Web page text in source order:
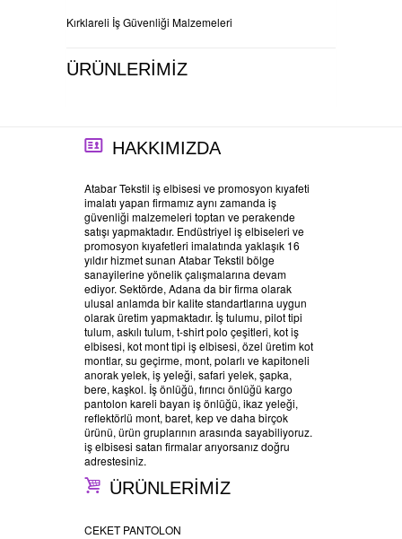
Kırklareli İş Güvenliği Malzemeleri
ÜRÜNLERİMİZ
HAKKIMIZDA
Atabar Tekstil iş elbisesi ve promosyon kıyafeti
imalatı yapan firmamız aynı zamanda iş
güvenliği malzemeleri toptan ve perakende
satışı yapmaktadır. Endüstriyel iş elbiseleri ve
promosyon kıyafetleri imalatında yaklaşık 16
yıldır hizmet sunan Atabar Tekstil bölge
sanayilerine yönelik çalışmalarına devam
ediyor. Sektörde, Adana da bir firma olarak
ulusal anlamda bir kalite standartlarına uygun
olarak üretim yapmaktadır. İş tulumu, pilot tipi
tulum, askılı tulum, t-shirt polo çeşitleri, kot iş
elbisesi, kot mont tipi iş elbisesi, özel üretim kot
montlar, su geçirme, mont, polarlı ve kapitoneli
anorak yelek, iş yeleği, safari yelek, şapka,
bere, kaşkol. İş önlüğü, fırıncı önlüğü kargo
pantolon kareli bayan iş önlüğü, ikaz yeleği,
reflektörlü mont, baret, kep ve daha birçok
ürünü, ürün gruplarının arasında sayabiliyoruz.
iş elbisesi satan firmalar arıyorsanız doğru
adrestesiniz.
ÜRÜNLERİMİZ
CEKET PANTOLON